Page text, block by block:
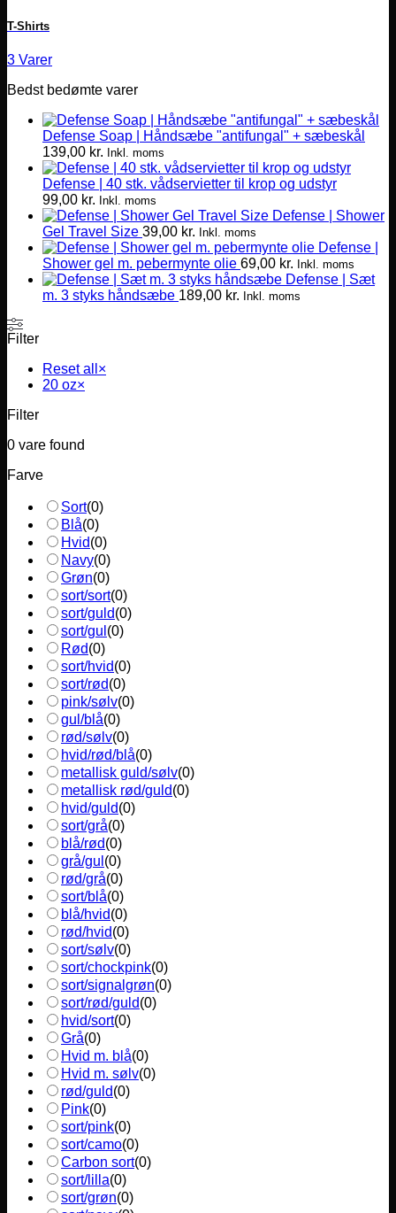
T-Shirts
3 Varer
Bedst bedømte varer
Defense Soap | Håndsæbe "antifungal" + sæbeskål
139,00 kr. Inkl. moms
Defense | 40 stk. vådservietter til krop og udstyr
99,00 kr. Inkl. moms
Defense | Shower
Gel Travel Size 39,00 kr. Inkl. moms
Defense |
Shower gel m. pebermynte olie 69,00 kr. Inkl. moms
Defense | Sæt
m. 3 styks håndsæbe 189,00 kr. Inkl. moms
Filter
Reset all ×
20 oz×
Filter
0 vare found
Farve
Sort(0)
Blå(0)
Hvid(0)
Navy(0)
Grøn(0)
sort/sort(0)
sort/guld(0)
sort/gul (0)
Rød(0)
sort/hvid(0)
sort/rød(0)
pink/sølv(0)
gul/blå(0)
rød/sølv(0)
hvid/rød/blå(0)
metallisk guld/sølv(0)
metallisk rød/guld(0)
hvid/guld(0)
sort/grå(0)
blå/rød(0)
grå/gul (0)
rød/grå(0)
sort/blå(0)
blå/hvid(0)
rød/hvid(0)
sort/sølv(0)
sort/chockpink(0)
sort/signalgrøn(0)
sort/rød/guld(0)
hvid/sort(0)
Grå(0)
Hvid m. blå(0)
Hvid m. sølv(0)
rød/guld(0)
Pink(0)
sort/pink(0)
sort/camo(0)
Carbon sort(0)
sort/lilla(0)
sort/grøn(0)